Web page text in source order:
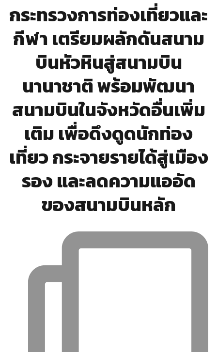
กระทรวงการท่องเที่ยวและ
กีฬา เตรียมผลักดันสนาม
บินหัวหินสู่สนามบิน
นานาชาติ พร้อมพัฒนา
สนามบินในจังหวัดอื่นเพิ่ม
เติม เพื่อดึงดูดนักท่อง
เที่ยว กระจายรายได้สู่เมือง
รอง และลดความแออัด
ของสนามบินหลัก